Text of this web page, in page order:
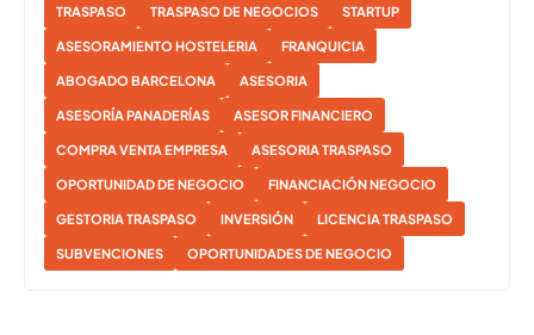
TRASPASO TRASPASO DE NEGOCIOS STARTUP
ASESORAMIENTO HOSTELERIA FRANQUICIA
ABOGADO BARCELONA ASESORIA
ASESORÍA PANADERÍAS ASESOR FINANCIERO
COMPRA VENTA EMPRESA ASESORIA TRASPASO
OPORTUNIDAD DE NEGOCIO FINANCIACIÓN NEGOCIO
GESTORIA TRASPASO INVERSIÓN LICENCIA TRASPASO
SUBVENCIONES OPORTUNIDADES DE NEGOCIO